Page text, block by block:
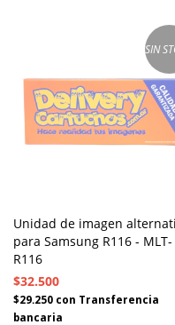
SIN
Unidad de imagen
para Samsung R116 - MLT-
R116
$32.500
$29.250 con Transferencia
bancaria